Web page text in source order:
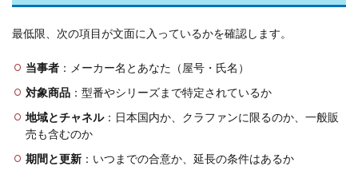
最低限、次の項目が文面に入っているかを確認します。
当事者 ：メーカー名とあなた（屋号・氏名）
対象商品 ：型番やシリーズまで特定されているか
地域とチャネル：日本国内か、クラファンに限るのか、一般販
売も含むのか
期間と更新 ：いつまでの合意か、延長の条件はあるか